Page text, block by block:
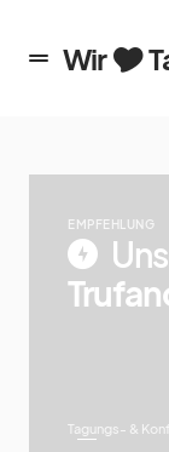
in Leipzig
Wir 🎔
EMPFEHLUNG
Tagungs- &